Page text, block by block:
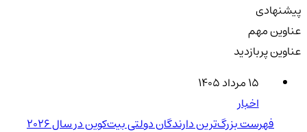
پیشنهادی
عناوین مهم
عناوین پربازدید
۱۵ مرداد ۱۴۰۵
اخبار
فهرست بزرگ‌ترین دارندگان دولتی بیت‌کوین در سال 2026